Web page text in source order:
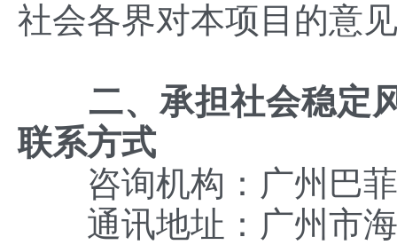
社会各界对本项目的意
二、承担社会稳定
联系方式
咨询机构：广州巴菲
通讯地址：广州市海